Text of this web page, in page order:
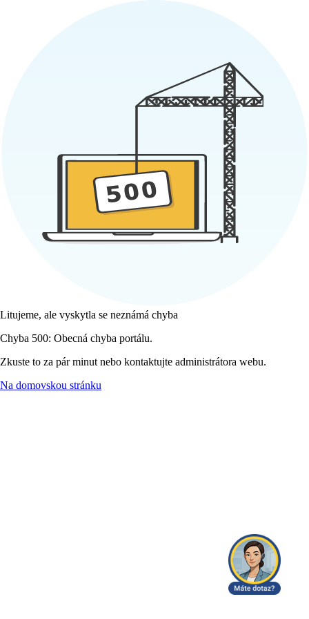
Litujeme, ale vyskytla se neznámá chyba
Chyba 500: Obecná chyba portálu.
Zkuste to za pár minut nebo kontaktujte administrátora webu.
Na domovskou stránku